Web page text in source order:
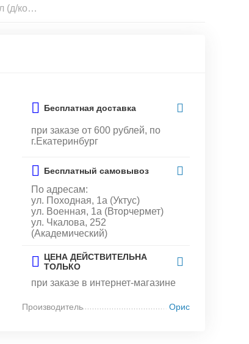
ЗООНИК Миска пластмас. 0,55л (д/кокера) 15010, 15010
Бесплатная доставка
при заказе от 600 рублей, по
г.Екатеринбург
Бесплатный самовывоз
По адресам:
ул. Походная, 1а (Уктус)
ул. Военная, 1а (Вторчермет)
ул. Чкалова, 252
(Академический)
ЦЕНА ДЕЙСТВИТЕЛЬНА
ТОЛЬКО
при заказе в интернет-магазине
Производитель Орис